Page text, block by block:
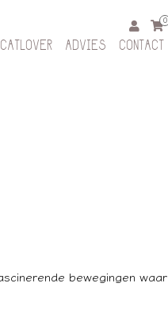
0
CATLOVER ADVIES CONTACT
bewegingen waar